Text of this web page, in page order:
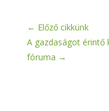
← Előző cikkünk
A gazdaságot érintő
fóruma →